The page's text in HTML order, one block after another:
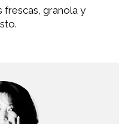
frescas, granola y